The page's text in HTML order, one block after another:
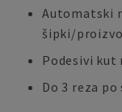
Automatski
šipki/
Podesivi kut
Do 3 reza